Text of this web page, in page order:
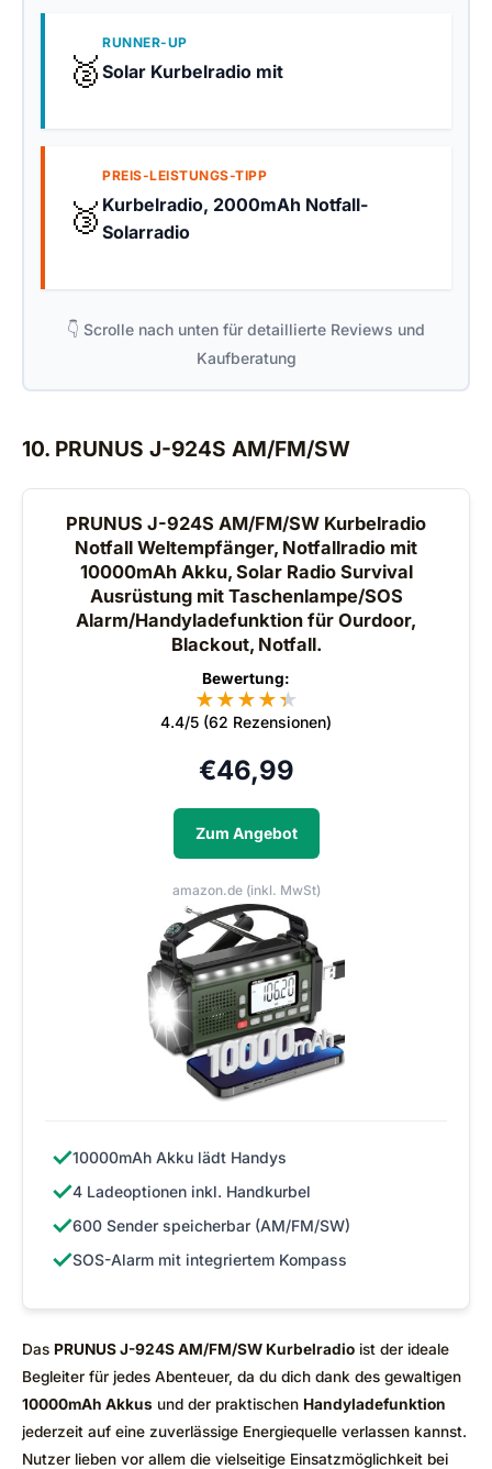
🥈
RUNNER-UP
Solar Kurbelradio mit
🥉
PREIS-LEISTUNGS-TIPP
Kurbelradio, 2000mAh Notfall-
Solarradio
👇 Scrolle nach unten für detaillierte Reviews und
Kaufberatung
10. PRUNUS J-924S AM/FM/SW
PRUNUS J-924S AM/FM/SW Kurbelradio
Notfall Weltempfänger, Notfallradio mit
10000mAh Akku, Solar Radio Survival
Ausrüstung mit Taschenlampe/SOS
Alarm/Handyladefunktion für Ourdoor,
Blackout, Notfall.
Bewertung:
★★★★★
★
4.4/5 (62 Rezensionen)
€46,99
Zum Angebot
amazon.de (inkl. MwSt)
✓10000mAh Akku lädt Handys
✓4 Ladeoptionen inkl. Handkurbel
✓600 Sender speicherbar (AM/FM/SW)
✓SOS-Alarm mit integriertem Kompass
Das PRUNUS J-924S AM/FM/SW Kurbelradio ist der ideale
Begleiter für jedes Abenteuer, da du dich dank des gewaltigen
10000mAh Akkus und der praktischen Handyladefunktion
jederzeit auf eine zuverlässige Energiequelle verlassen kannst.
Nutzer lieben vor allem die vielseitige Einsatzmöglichkeit bei